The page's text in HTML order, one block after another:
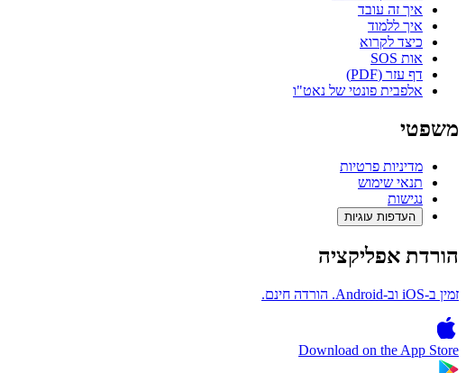
איך זה עובד
איך ללמוד
כיצד לקרוא
אות SOS
דף עזר (PDF)
אלפבית פונטי של נאט"ו
משפטי
מדיניות פרטיות
תנאי שימוש
נגישות
העדפות עוגיות
הורדת אפליקציה
זמין ב-iOS וב-Android. הורדה חינם.
Download on the App Store